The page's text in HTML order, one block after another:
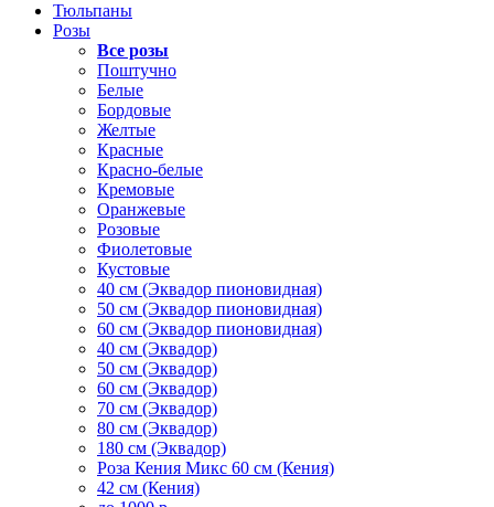
Тюльпаны
Розы
Все розы
Поштучно
Белые
Бордовые
Желтые
Красные
Красно-белые
Кремовые
Оранжевые
Розовые
Фиолетовые
Кустовые
40 см (Эквадор пионовидная)
50 см (Эквадор пионовидная)
60 см (Эквадор пионовидная)
40 см (Эквадор)
50 см (Эквадор)
60 см (Эквадор)
70 см (Эквадор)
80 см (Эквадор)
180 см (Эквадор)
Роза Кения Микс 60 см (Кения)
42 см (Кения)